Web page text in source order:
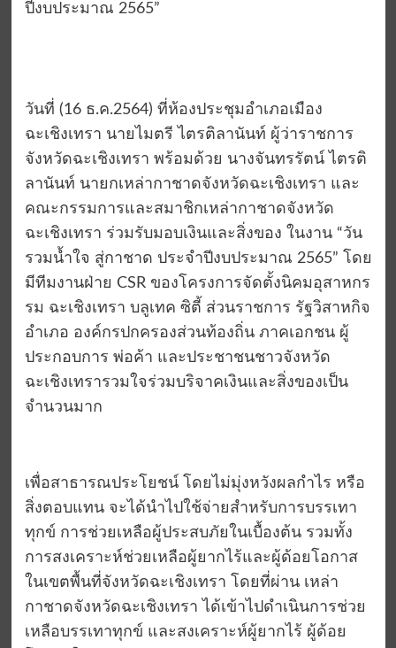
ปีงบประมาณ 2565”
วันที่ (16 ธ.ค.2564) ที่ห้องประชุมอำเภอเมือง
ฉะเชิงเทรา นายไมตรี ไตรติลานันท์ ผู้ว่าราชการ
จังหวัดฉะเชิงเทรา พร้อมด้วย นางจันทรรัตน์ ไตรติ
ลานันท์ นายกเหล่ากาชาดจังหวัดฉะเชิงเทรา และ
คณะกรรมการและสมาชิกเหล่ากาชาดจังหวัด
ฉะเชิงเทรา ร่วมรับมอบเงินและสิ่งของ ในงาน “วัน
รวมน้ำใจ สู่กาชาด ประจำปีงบประมาณ 2565” โดย
มีทีมงานฝ่าย CSR ของโครงการจัดตั้งนิคมอุสาหกร
รม ฉะเชิงเทรา บลูเทค ซิตี้ ส่วนราชการ รัฐวิสาหกิจ
อำเภอ องค์กรปกครองส่วนท้องถิ่น ภาคเอกชน ผู้
ประกอบการ พ่อค้า และประชาชนชาวจังหวัด
ฉะเชิงเทรารวมใจร่วมบริจาคเงินและสิ่งของเป็น
จำนวนมาก
เพื่อสาธารณประโยชน์ โดยไม่มุ่งหวังผลกำไร หรือ
สิ่งตอบแทน จะได้นำไปใช้จ่ายสำหรับการบรรเทา
ทุกข์ การช่วยเหลือผู้ประสบภัยในเบื้องต้น รวมทั้ง
การสงเคราะห์ช่วยเหลือผู้ยากไร้และผู้ด้อยโอกาส
ในเขตพื้นที่จังหวัดฉะเชิงเทรา โดยที่ผ่าน เหล่า
กาชาดจังหวัดฉะเชิงเทรา ได้เข้าไปดำเนินการช่วย
เหลือบรรเทาทุกข์ และสงเคราะห์ผู้ยากไร้ ผู้ด้อย